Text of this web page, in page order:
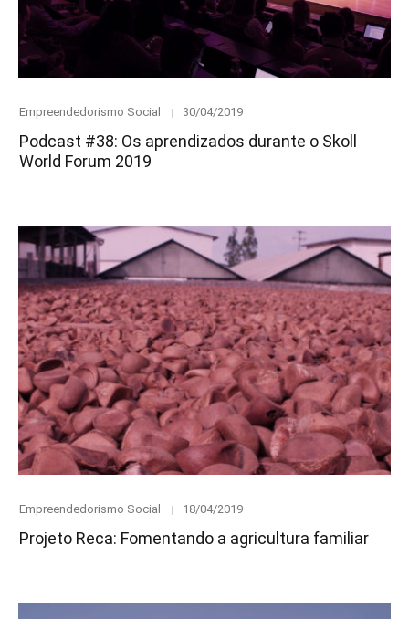
Category
Empreendedorismo Social
Posted
30/04/2019
Podcast #38: Os aprendizados durante o Skoll
World Forum 2019
Category
Empreendedorismo Social
Posted
18/04/2019
Projeto Reca: Fomentando a agricultura familiar